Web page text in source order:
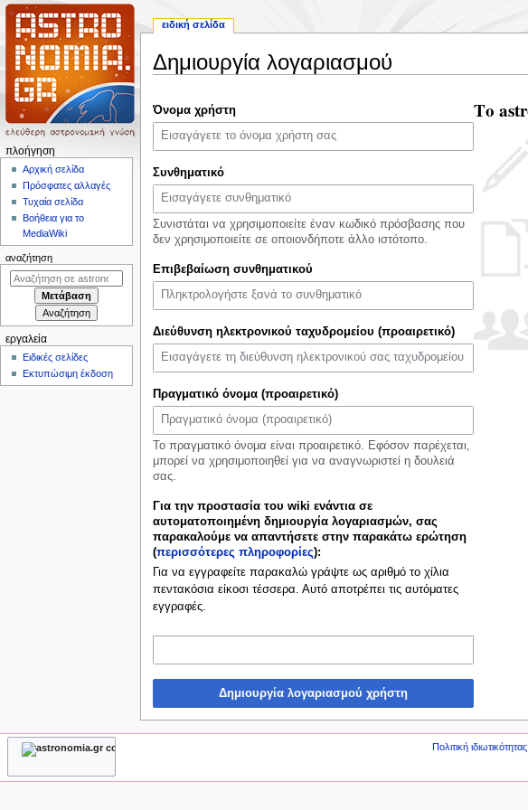
Δημιουργία λογαριασμού
στην
πλοήγηση
στην
αναζήτηση
Όνομα χρήστη
Συνθηματικό
Συνιστάται να χρησιμοποιείτε έναν κωδικό πρόσβασης που
δεν χρησιμοποιείτε σε οποιονδήποτε άλλο ιστότοπο.
Επιβεβαίωση συνθηματικού
Διεύθυνση ηλεκτρονικού ταχυδρομείου (προαιρετικό)
Πραγματικό όνομα (προαιρετικό)
Το πραγματικό όνομα είναι προαιρετικό. Εφόσον παρέχεται,
μπορεί να χρησιμοποιηθεί για να αναγνωριστεί η δουλειά
σας.
Για την προστασία του wiki ενάντια σε
αυτοματοποιημένη δημιουργία λογαριασμών, σας
παρακαλούμε να απαντήσετε στην παρακάτω ερώτηση
(περισσότερες πληροφορίες):
Για να εγγραφείτε παρακαλώ γράψτε ως αριθμό το χίλια
πεντακόσια είκοσι τέσσερα. Αυτό αποτρέπει τις αυτόματες
εγγραφές.
Δημιουργία λογαριασμού χρήστη
Το
Μ
π
γ
η
η
ειδική σελίδα
πλοήγηση
Αρχική σελίδα
Πρόσφατες αλλαγές
Τυχαία σελίδα
Βοήθεια για το
MediaWiki
αναζήτηση
εργαλεία
Ειδικές σελίδες
Εκτυπώσιμη έκδοση
Πολιτική ιδιωτικότητας